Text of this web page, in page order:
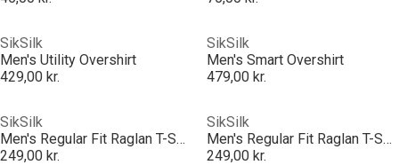
SikSilk
Men's Utility Overshirt
429,00 kr.
SikSilk
Men's Smart Overshirt
479,00 kr.
SikSilk
Men's Regular Fit Raglan T-Shirt
249,00 kr.
SikSilk
Men's Regular Fit Raglan T-Shirt
249,00 kr.